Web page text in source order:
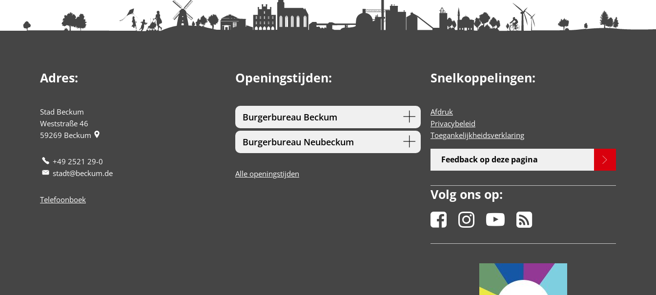
Adres:
Stad Beckum
Weststraße 46
59269 Beckum
+49 2521 29-0
stadt@beckum.de
Telefoonboek
Openingstijden:
Burgerbureau Beckum
Burgerbureau Neubeckum
Alle openingstijden
Snelkoppelingen:
Afdruk
Privacybeleid
Toegankelijkheidsverklaring
Feedback op deze pagina
Volg ons op: